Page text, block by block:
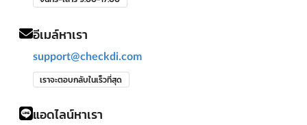
อีเมล์หาเรา
support@checkdi.com
เราจะตอบกลับในเร็วที่สุด
แอดไลน์หาเรา